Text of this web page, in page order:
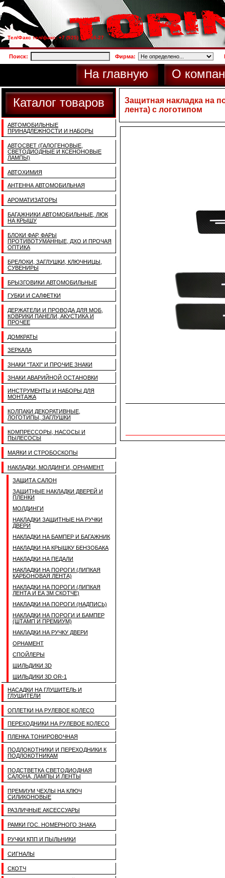
Тел/Факс тел/факс: +7 (925) 733-66-27
Поиск: Фирма:
На главную О
Каталог товаров
АВТОМОБИЛЬНЫЕ
ПРИНАДЛЕЖНОСТИ И НАБОРЫ
АВТОСВЕТ (ГАЛОГЕНОВЫЕ,
СВЕТОДИОДНЫЕ И КСЕНОНОВЫЕ
ЛАМПЫ)
АВТОХИМИЯ
АНТЕННА АВТОМОБИЛЬНАЯ
АРОМАТИЗАТОРЫ
БАГАЖНИКИ АВТОМОБИЛЬНЫЕ, ЛЮК
НА КРЫШУ
БЛОКИ ФАР, ФАРЫ
ПРОТИВОТУМАННЫЕ, ДХО И ПРОЧАЯ
ОПТИКА
БРЕЛОКИ, ЗАГЛУШКИ, КЛЮЧНИЦЫ,
СУВЕНИРЫ
БРЫЗГОВИКИ АВТОМОБИЛЬНЫЕ
ГУБКИ И САЛФЕТКИ
ДЕРЖАТЕЛИ И ПРОВОДА ДЛЯ МОБ,
КОВРИКИ ПАНЕЛИ, АКУСТИКА И
ПРОЧЕЕ
ДОМКРАТЫ
ЗЕРКАЛА
ЗНАКИ "TAXI" И ПРОЧИЕ ЗНАКИ
ЗНАКИ АВАРИЙНОЙ ОСТАНОВКИ
ИНСТРУМЕНТЫ И НАБОРЫ ДЛЯ
МОНТАЖА
КОЛПАКИ ДЕКОРАТИВНЫЕ,
ЛОГОТИПЫ, ЗАГЛУШКИ
КОМПРЕССОРЫ, НАСОСЫ И
ПЫЛЕСОСЫ
МАЯКИ И СТРОБОСКОПЫ
НАКЛАДКИ, МОЛДИНГИ, ОРНАМЕНТ
ЗАЩИТА САЛОН
ЗАЩИТНЫЕ НАКЛАДКИ ДВЕРЕЙ И
ПЛЕНКИ
МОЛДИНГИ
НАКЛАДКИ ЗАЩИТНЫЕ НА РУЧКИ
ДВЕРИ
НАКЛАДКИ НА БАМПЕР И БАГАЖНИК
НАКЛАДКИ НА КРЫШКУ БЕНЗОБАКА
НАКЛАДКИ НА ПЕДАЛИ
НАКЛАДКИ НА ПОРОГИ (ЛИПКАЯ
КАРБОНОВАЯ ЛЕНТА)
НАКЛАДКИ НА ПОРОГИ (ЛИПКАЯ
ЛЕНТА И ЕА 3M СКОТЧЕ)
НАКЛАДКИ НА ПОРОГИ (НАДПИСЬ)
НАКЛАДКИ НА ПОРОГИ И БАМПЕР
(ШТАМП И ПРЕМИУМ)
НАКЛАДКИ НА РУЧКУ ДВЕРИ
ОРНАМЕНТ
СПОЙЛЕРЫ
ШИЛЬДИКИ 3D
ШИЛЬДИКИ 3D OR-1
НАСАДКИ НА ГЛУШИТЕЛЬ И
ГЛУШИТЕЛИ
ОПЛЕТКИ НА РУЛЕВОЕ КОЛЕСО
ПЕРЕХОДНИКИ НА РУЛЕВОЕ КОЛЕСО
ПЛЕНКА ТОНИРОВОЧНАЯ
ПОДЛОКОТНИКИ И ПЕРЕХОДНИКИ К
ПОДЛОКОТНИКАМ
ПОДСТВЕТКА СВЕТОДИОДНАЯ
САЛОНА, ЛАМПЫ И ЛЕНТЫ
ПРЕМИУМ ЧЕХЛЫ НА КЛЮЧ
СИЛИКОНОВЫЕ
РАЗЛИЧНЫЕ АКСЕССУАРЫ
РАМКИ ГОС. НОМЕРНОГО ЗНАКА
РУЧКИ КПП И ПЫЛЬНИКИ
СИГНАЛЫ
СКОТЧ
Защитная накладка на
лента) с логотипом